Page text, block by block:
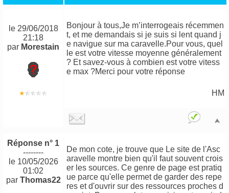
le 29/06/2018
21:18
par Morestain
Bonjour à tous,Je m’interrogeais récemmen
t, et me demandais si je suis si lent quand j
e navigue sur ma caravelle.Pour vous, quel
le est votre vitesse moyenne généralement
? Et savez-vous à combien est votre vitess
e max ?Merci pour votre réponse
HM
Réponse n° 1
--------
le 10/05/2026
01:02
par Thomas22
De mon cote, je trouve que Le site de l'Asc
aravelle montre bien qu'il faut souvent crois
er les sources. Ce genre de page est pratiq
ue parce qu'elle permet de garder des repe
res et d'ouvrir sur des ressources proches d